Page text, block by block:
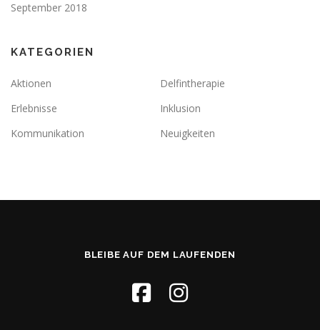
September 2018
KATEGORIEN
Aktionen
Delfintherapie
Erlebnisse
Inklusion
Kommunikation
Neuigkeiten
BLEIBE AUF DEM LAUFENDEN